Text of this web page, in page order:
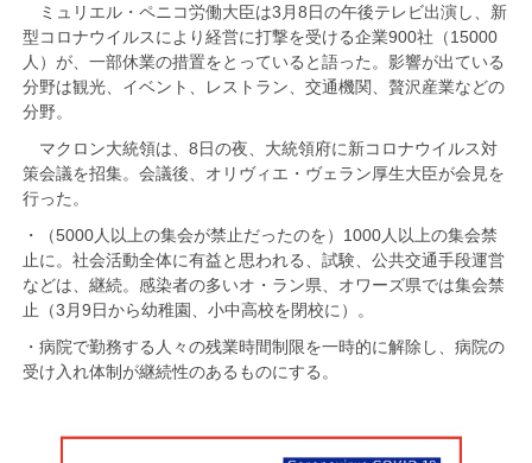
ミュリエル・ペニコ労働大臣は3月8日の午後テレビ出演し、新
型コロナウイルスにより経営に打撃を受ける企業900社（15000
人）が、一部休業の措置をとっていると語った。影響が出ている
分野は観光、イベント、レストラン、交通機関、贅沢産業などの
分野。
マクロン大統領は、8日の夜、大統領府に新コロナウイルス対
策会議を招集。会議後、オリヴィエ・ヴェラン厚生大臣が会見を
行った。
・（5000人以上の集会が禁止だったのを）1000人以上の集会禁
止に。社会活動全体に有益と思われる、試験、公共交通手段運営
などは、継続。感染者の多いオ・ラン県、オワーズ県では集会禁
止（3月9日から幼稚園、小中高校を閉校に）。
・病院で勤務する人々の残業時間制限を一時的に解除し、病院の
受け入れ体制が継続性のあるものにする。